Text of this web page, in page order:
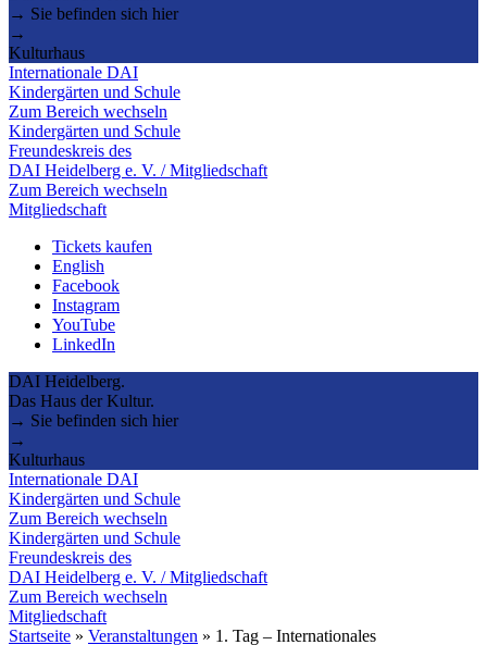
→ Sie befinden sich hier
→
Kulturhaus
Internationale DAI
Kindergärten und Schule
Zum Bereich wechseln
Kindergärten und Schule
Freundeskreis des
DAI Heidelberg e. V. / Mitgliedschaft
Zum Bereich wechseln
Mitgliedschaft
Tickets kaufen
English
Facebook
Instagram
YouTube
LinkedIn
DAI Heidelberg.
Das Haus der Kultur.
→ Sie befinden sich hier
→
Kulturhaus
Internationale DAI
Kindergärten und Schule
Zum Bereich wechseln
Kindergärten und Schule
Freundeskreis des
DAI Heidelberg e. V. / Mitgliedschaft
Zum Bereich wechseln
Mitgliedschaft
Startseite » Veranstaltungen » 1. Tag – Internationales